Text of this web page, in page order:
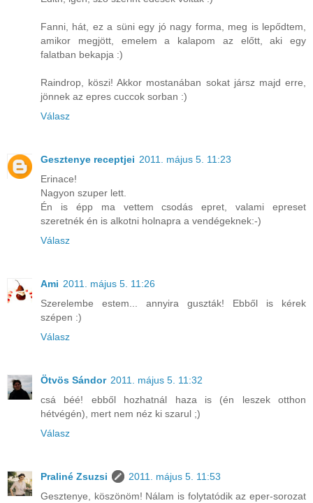
Fanni, hát, ez a süni egy jó nagy forma, meg is lepődtem,
amikor megjött, emelem a kalapom az előtt, aki egy
falatban bekapja :)
Raindrop, köszi! Akkor mostanában sokat jársz majd erre,
jönnek az epres cuccok sorban :)
Válasz
Gesztenye receptjei 2011. május 5. 11:23
Erinace!
Nagyon szuper lett.
Én is épp ma vettem csodás epret, valami epreset
szeretnék én is alkotni holnapra a vendégeknek:-)
Válasz
Ami 2011. május 5. 11:26
Szerelembe estem... annyira guszták! Ebből is kérek
szépen :)
Válasz
Ötvös Sándor 2011. május 5. 11:32
csá béé! ebből hozhatnál haza is (én leszek otthon
hétvégén), mert nem néz ki szarul ;)
Válasz
Praliné Zsuzsi
2011. május 5. 11:53
Gesztenye, köszönöm! Nálam is folytatódik az eper-sorozat